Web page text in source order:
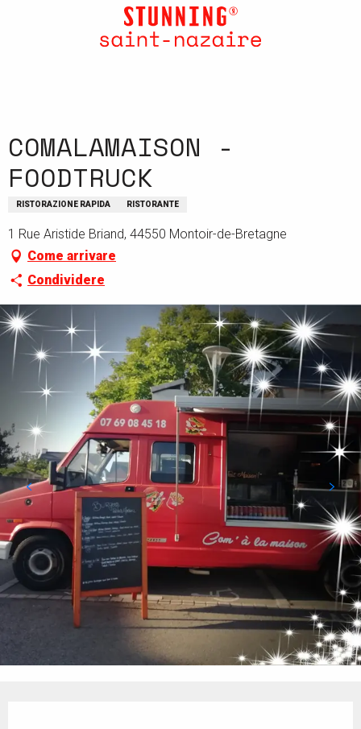
COMALAMAISON -
FOODTRUCK
RISTORAZIONE RAPIDA RISTORANTE
1 Rue Aristide Briand, 44550 Montoir-de-Bretagne
Come arrivare
Condividere